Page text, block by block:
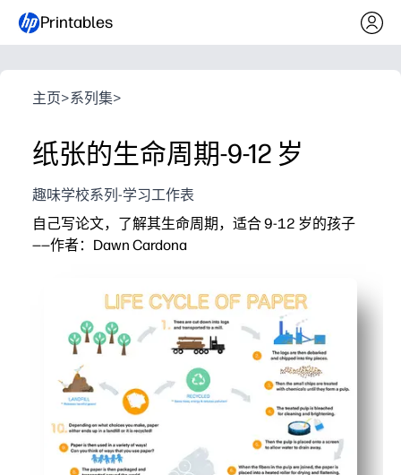
Printables
主页>系列集>
纸张的生命周期-9-12 岁
趣味学校系列-学习工作表
自己写论文，了解其生命周期，适合 9-12 岁的孩子
——作者：Dawn Cardona